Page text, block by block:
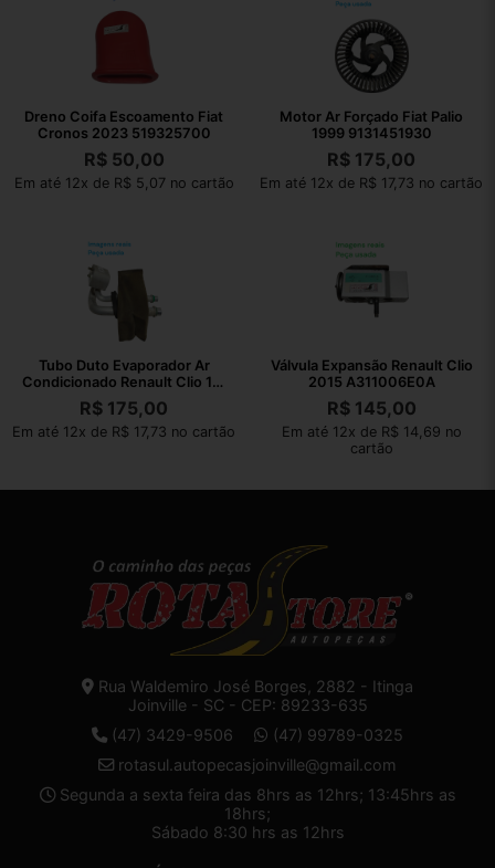
Dreno Coifa Escoamento Fiat
Cronos 2023 519325700
R$50,00
Em até 12x de R$ 5,07 no cartão
Motor Ar Forçado Fiat Palio
1999 9131451930
R$ 175,00
Em até 12x de R$ 17,73 no cartão
Tubo Duto Evaporador Ar
Condicionado Renault Clio 1.0
2015
R$ 175,00
Em até 12x de R$ 17,73 no cartão
Válvula Expansão Renault Clio
2015 A311006E0A
R$145,00
Em até 12x de R$ 14,69 no
cartão
Rua Waldemiro José Borges, 2882 - Itinga
Joinville - SC - CEP: 89233-635
(47) 3429-9506
(47) 99789-0325
rotasul.autopecasjoinville@gmail.com
Segunda a sexta feira das 8hrs as 12hrs; 13:45hrs as
18hrs;
Sábado 8:30 hrs as 12hrs